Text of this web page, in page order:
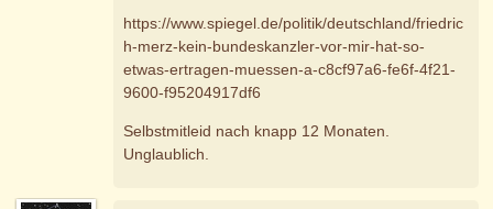
https://www.spiegel.de/politik/deutschland/friedric
h-merz-kein-bundeskanzler-vor-mir-hat-so-
etwas-ertragen-muessen-a-c8cf97a6-fe6f-4f21-
9600-f95204917df6
Selbstmitleid nach knapp 12 Monaten.
Unglaublich.